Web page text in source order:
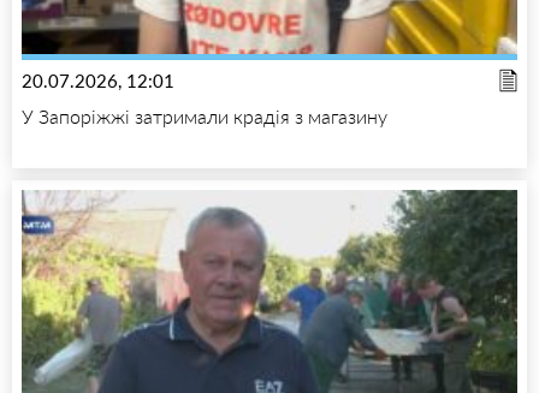
20.07.2026, 12:01
У Запоріжжі затримали крадія з магазину